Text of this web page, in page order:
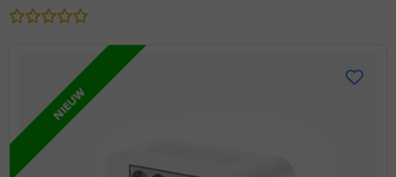
NIEUW